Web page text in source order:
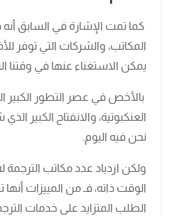
كما تمت الإشارة في السابق أنه
المكاتب، والشركات التي توفر
يمكن الاستغناء عنها في وقتنا
بالأخص في عصر التطور الكبير
العنكبوتية، والانفتاح الكبير
نحن فيه اليوم.
ولكن ازدياد عدد مكاتب الترجمة
الوقت ذاته، فـ من المييزات
الطلب المتزايد على خدمات